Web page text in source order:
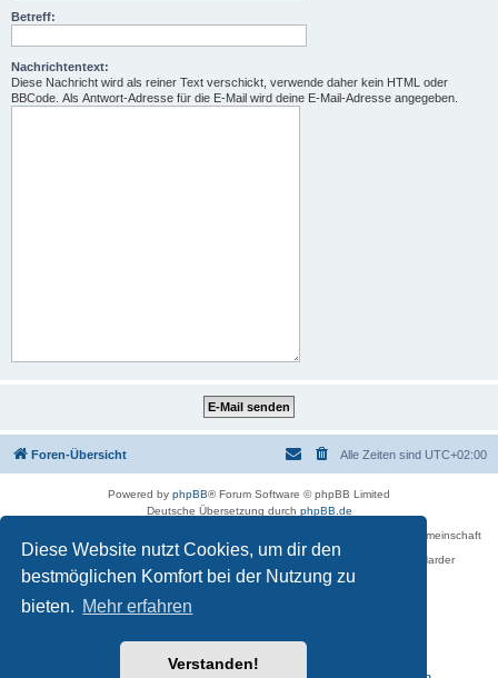
Diese Website nutzt Cookies, um dir den
bestmöglichen Komfort bei der Nutzung zu
bieten. Mehr erfahren
Verstanden!
Betreff:
Nachrichtentext:
Diese Nachricht wird als reiner Text verschickt, verwende daher kein HTML oder
BBCode. Als Antwort-Adresse für die E-Mail wird deine E-Mail-Adresse angegeben.
Foren-Übersicht Alle Zeiten sind UTC+02:00
Powered by phpBB® Forum Software © phpBB Limited
Deutsche Übersetzung durch phpBB.de
Betreiber des Forums für die Karl-May-Vereinigung – Arbeits- und Forschungsgemeinschaft
›Karl May‹ in Sachsen,
in Zusammenarbeit mit der Karl-May-Stiftung Radebeul bei Dresden: Ralf Harder
Impressum